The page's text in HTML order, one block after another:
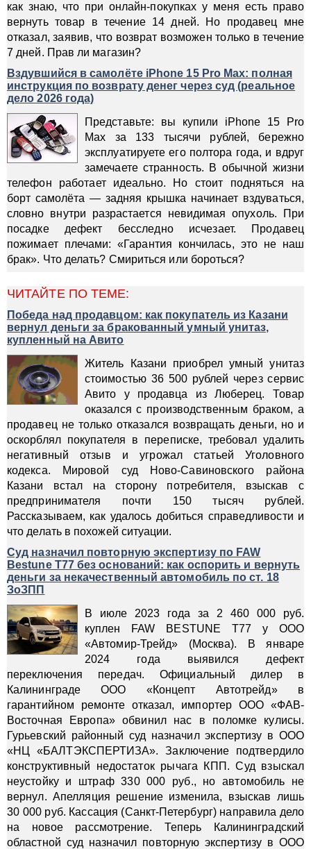
как знаю, что при онлайн-покупках у меня есть право
вернуть товар в течение 14 дней. Но продавец мне
отказал, заявив, что возврат возможен только в течение
7 дней. Прав ли магазин?
Вздувшийся в самолёте iPhone 15 Pro Max: полная
инструкция по возврату денег через суд (реальное
дело 2026 года)
Представьте: вы купили iPhone 15 Pro
Max за 133 тысячи рублей, бережно
эксплуатируете его полтора года, и вдруг
замечаете странность. В обычной жизни
телефон работает идеально. Но стоит подняться на
борт самолёта — задняя крышка начинает вздуваться,
словно внутри разрастается невидимая опухоль. При
посадке дефект бесследно исчезает. Продавец
пожимает плечами: «Гарантия кончилась, это не наш
брак». Что делать? Смириться или бороться?
ЧИТАЙТЕ ПО ТЕМЕ:
Победа над продавцом: как покупатель из Казани
вернул деньги за бракованный умный унитаз,
купленный на Авито
Житель Казани приобрел умный унитаз
стоимостью 36 500 рублей через сервис
Авито у продавца из Люберец. Товар
оказался с производственным браком, а
продавец не только отказался возвращать деньги, но и
оскорблял покупателя в переписке, требовал удалить
негативный отзыв и угрожал статьей Уголовного
кодекса. Мировой суд Ново-Савиновского района
Казани встал на сторону потребителя, взыскав с
предпринимателя почти 150 тысяч рублей.
Рассказываем, как удалось добиться справедливости и
что делать в похожей ситуации.
Суд назначил повторную экспертизу по FAW
Bestune T77 без оснований: как оспорить и вернуть
деньги за некачественный автомобиль по ст. 18
ЗоЗПП
В июле 2023 года за 2 460 000 руб.
куплен FAW BESTUNE Т77 у ООО
«Автомир-Трейд» (Москва). В январе
2024 года выявился дефект
переключения передач. Официальный дилер в
Калининграде ООО «Концепт Автотрейд» в
гарантийном ремонте отказал, импортер ООО «ФАВ-
Восточная Европа» обвинил нас в поломке кулисы.
Гурьевский районный суд назначил экспертизу в ООО
«НЦ «БАЛТЭКСПЕРТИЗА». Заключение подтвердило
конструктивный недостаток рычага КПП. Суд взыскал
неустойку и штраф 330 000 руб., но автомобиль не
вернул. Апелляция решение изменила, взыскав лишь
30 000 руб. Кассация (Санкт-Петербург) направила дело
на новое рассмотрение. Теперь Калининградский
областной суд назначил повторную экспертизу в ООО